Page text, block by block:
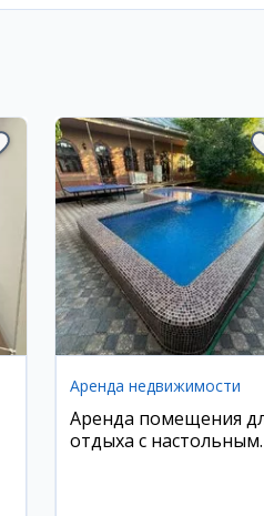
Аренда недвижимости
Аренда помещения
отдыха с настольным